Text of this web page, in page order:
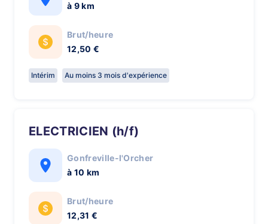
à 9 km
Brut/heure
12,50 €
Intérim Au moins 3 mois d'expérience
ELECTRICIEN (h/f)
Gonfreville-l'Orcher
à 10 km
Brut/heure
12,31 €